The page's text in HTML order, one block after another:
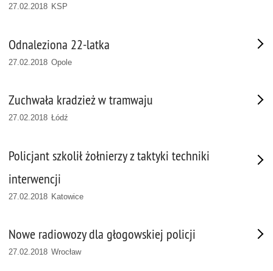
27.02.2018 KSP
Odnaleziona 22-latka
27.02.2018 Opole
Zuchwała kradzież w tramwaju
27.02.2018 Łódź
Policjant szkolił żołnierzy z taktyki techniki
interwencji
27.02.2018 Katowice
Nowe radiowozy dla głogowskiej policji
27.02.2018 Wrocław